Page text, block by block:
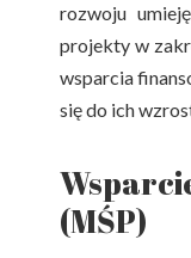
rozwoju
projekty w
wsparcia
się do ich
(MŚP)